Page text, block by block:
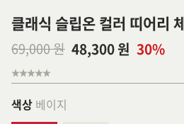
클래식 슬립온 컬러 띠어리
69,000 원 48,300 원 30%
색상 베이지